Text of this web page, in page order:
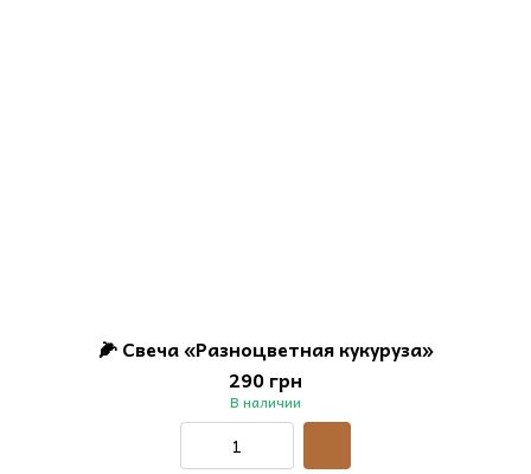
🌽 Свеча «Разноцветная кукуруза»
290 грн
В наличии